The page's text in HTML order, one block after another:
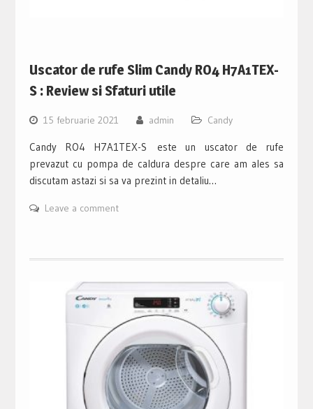
Uscator de rufe Slim Candy RO4 H7A1TEX-
S : Review si Sfaturi utile
15 februarie 2021 admin Candy
Candy RO4 H7A1TEX-S este un uscator de rufe
prevazut cu pompa de caldura despre care am ales sa
discutam astazi si sa va prezint in detaliu…
Leave a comment